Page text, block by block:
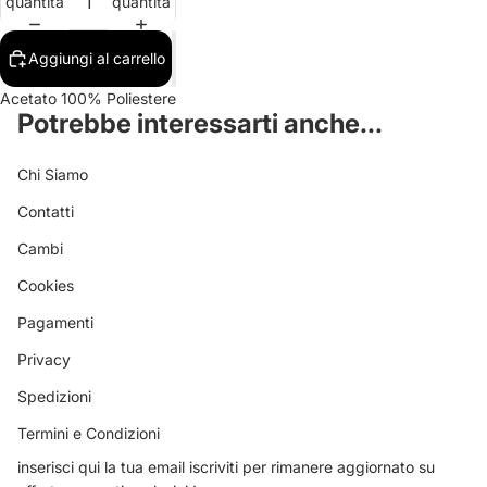
Aggiungi al carrello
Acetato 100% Poliestere
Potrebbe interessarti anche...
Chi Siamo
Contatti
Cambi
Cookies
Pagamenti
Privacy
Spedizioni
Termini e Condizioni
inserisci qui la tua email iscriviti per rimanere aggiornato su